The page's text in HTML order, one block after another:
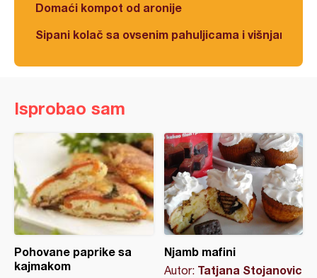
Domaći kompot od aronije
Sipani kolač sa ovsenim pahuljicama i višnjama
Isprobao sam
Pohovane paprike sa
kajmakom
Njamb mafini
Autor: Tatjana Stojanovic